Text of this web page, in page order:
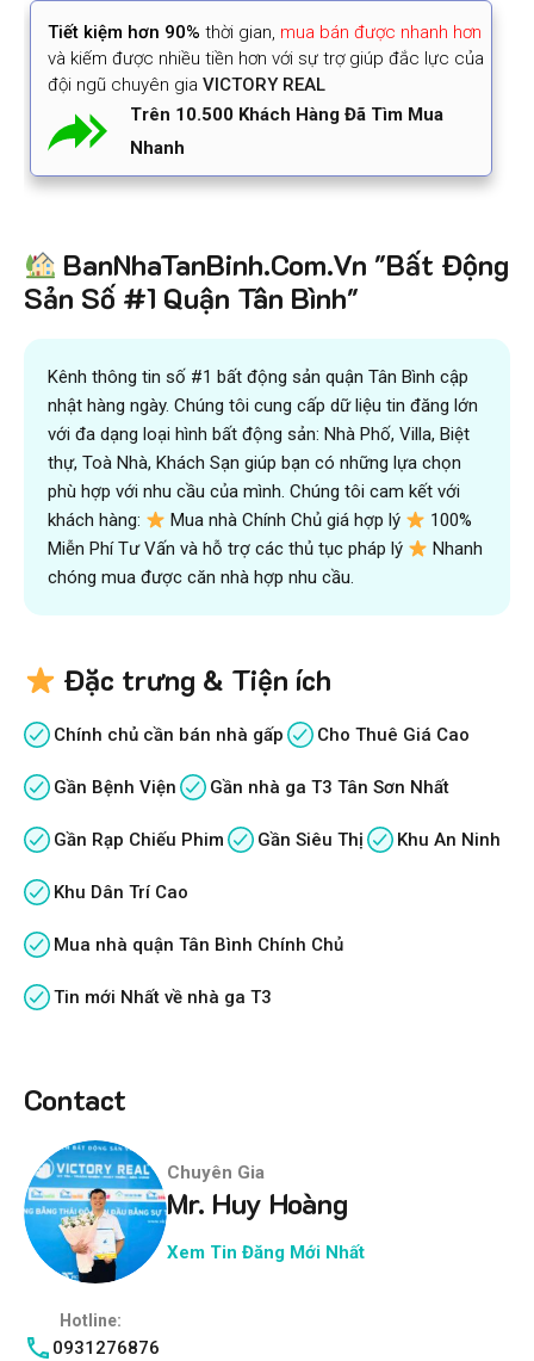
Tiết kiệm hơn 90% thời gian, mua bán được nhanh hơn
và kiếm được nhiều tiền hơn với sự trợ giúp đắc lực của
đội ngũ chuyên gia VICTORY REAL
Trên 10.500 Khách Hàng Đã Tìm Mua
Nhanh
BanNhaTanBinh.Com.Vn "Bất Động
Sản Số #1 Quận Tân Bình"
Kênh thông tin số #1 bất động sản quận Tân Bình cập
nhật hàng ngày. Chúng tôi cung cấp dữ liệu tin đăng lớn
với đa dạng loại hình bất động sản: Nhà Phố, Villa, Biệt
thự, Toà Nhà, Khách Sạn giúp bạn có những lựa chọn
phù hợp với nhu cầu của mình. Chúng tôi cam kết với
khách hàng:
Mua nhà Chính Chủ giá hợp lý
100%
Miễn Phí Tư Vấn và hỗ trợ các thủ tục pháp lý
Nhanh
chóng mua được căn nhà hợp nhu cầu.
Đặc trưng & Tiện ích
Chính chủ cần bán nhà gấp Cho Thuê Giá Cao
Gần Bệnh Viện Gần nhà ga T3 Tân Sơn Nhất
Gần Rạp Chiếu Phim Gần Siêu Thị Khu An Ninh
Khu Dân Trí Cao
Mua nhà quận Tân Bình Chính Chủ
Tin mới Nhất về nhà ga T3
Contact
Chuyên Gia
Mr. Huy Hoàng
Xem Tin Đăng Mới Nhất
Hotline:
0931276876